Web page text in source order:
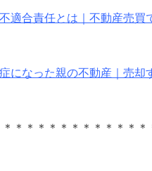
適合責任とは｜不動産売買
になった親の不動産｜売却
＊＊＊＊＊＊＊＊＊＊＊＊＊